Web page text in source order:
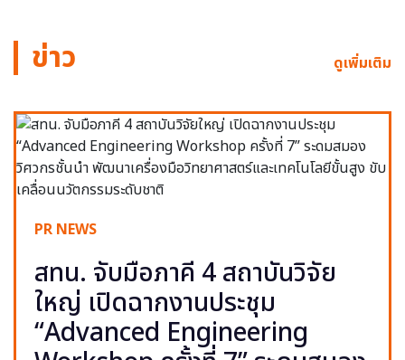
ข่าว ดูเพิ่มเติม
PR NEWS
สทน. จับมือภาคี 4 สถาบันวิจัย
ใหญ่ เปิดฉากงานประชุม
“Advanced Engineering